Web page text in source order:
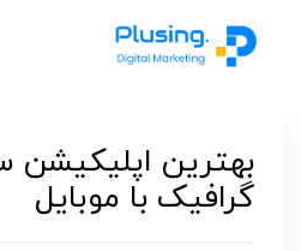
بهترین
گرافیک با موبایل